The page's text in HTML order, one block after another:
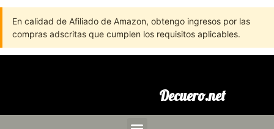
En calidad de Afiliado de Amazon, obtengo ingresos por las
compras adscritas que cumplen los requisitos aplicables.
Decuero.net